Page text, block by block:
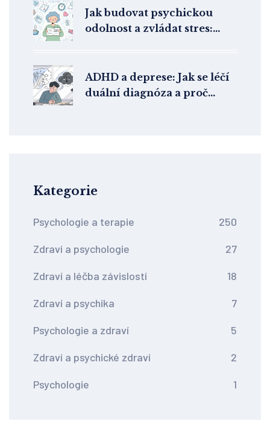
Jak budovat psychickou
odolnost a zvládat stres:
ADHD a deprese: Jak se léčí
duální diagnóza a proč
Kategorie
Psychologie a terapie 250
Zdraví a psychologie 27
Zdraví a léčba závislostí 18
Zdraví a psychika 7
Psychologie a zdraví 5
Zdraví a psychické zdraví 2
Psychologie 1